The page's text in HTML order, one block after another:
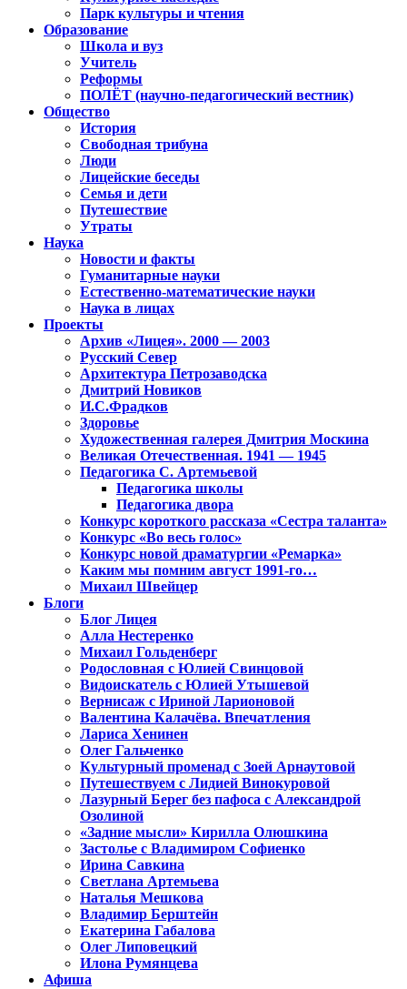
Парк культуры и чтения
Образование
Школа и вуз
Учитель
Реформы
ПОЛЁТ (научно-педагогический вестник)
Общество
История
Свободная трибуна
Люди
Лицейские беседы
Семья и дети
Путешествие
Утраты
Наука
Новости и факты
Гуманитарные науки
Естественно-математические науки
Наука в лицах
Проекты
Архив «Лицея». 2000 — 2003
Русский Север
Архитектура Петрозаводска
Дмитрий Новиков
И.С.Фрадков
Здоровье
Художественная галерея Дмитрия Москина
Великая Отечественная. 1941 — 1945
Педагогика С. Артемьевой
Педагогика школы
Педагогика двора
Конкурс короткого рассказа «Сестра таланта»
Конкурс «Во весь голос»
Конкурс новой драматургии «Ремарка»
Каким мы помним август 1991-го…
Михаил Швейцер
Блоги
Блог Лицея
Алла Нестеренко
Михаил Гольденберг
Родословная с Юлией Свинцовой
Видоискатель с Юлией Утышевой
Вернисаж с Ириной Ларионовой
Валентина Калачёва. Впечатления
Лариса Хенинен
Олег Гальченко
Культурный променад с Зоей Арнаутовой
Путешествуем с Лидией Винокуровой
Лазурный Берег без пафоса с Александрой
Озолиной
«Задние мысли» Кирилла Олюшкина
Застолье с Владимиром Софиенко
Ирина Савкина
Светлана Артемьева
Наталья Мешкова
Владимир Берштейн
Екатерина Габалова
Олег Липовецкий
Илона Румянцева
Афиша